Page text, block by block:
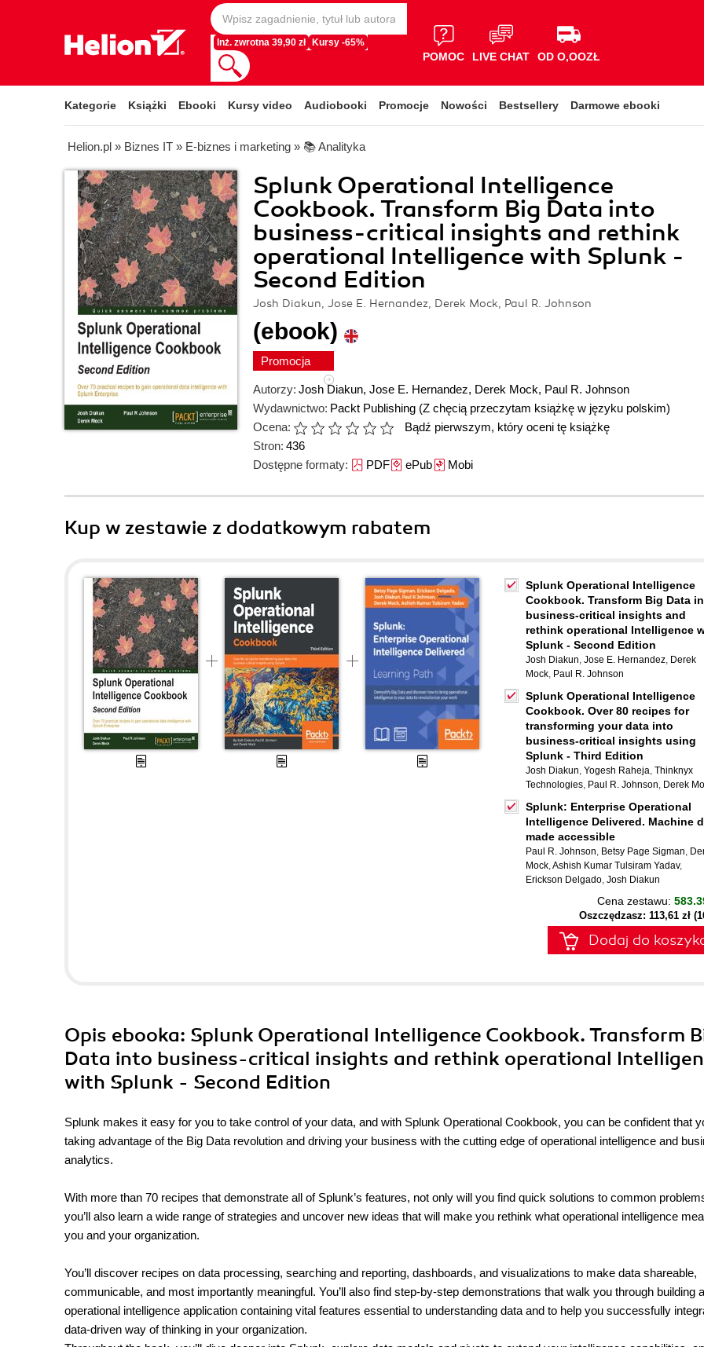
Inż. zwrotna 39,90 zł Kursy -65%
POMOC LIVE CHAT OD O,OOZŁ
Kategorie Książki Ebooki Kursy video Audiobooki Promocje Nowości Bestsellery Darmowe ebooki
Helion.pl » Biznes IT » E-biznes i marketing » 📚 Analityka
Splunk Operational Intelligence
Cookbook. Transform Big Data into
business-critical insights and rethink
operational Intelligence with Splunk -
Second Edition
Josh Diakun, Jose E. Hernandez, Derek Mock, Paul R. Johnson
(ebook)
Promocja
Autorzy: Josh Diakun, Jose E. Hernandez, Derek Mock, Paul R. Johnson
Wydawnictwo: Packt Publishing (Z chęcią przeczytam książkę w języku polskim)
Ocena:
Bądź pierwszym, który oceni tę książkę
Stron: 436
Dostępne formaty: PDFePubMobi
Kup w zestawie z dodatkowym rabatem
Splunk Operational Intelligence
Cookbook. Transform Big Data
business-critical insights and
rethink operational Intelligence
Splunk - Second Edition
Josh Diakun, Jose E. Hernandez, Derek
Mock, Paul R. Johnson
Splunk Operational Intelligence
Cookbook. Over 80 recipes for
transforming your data into
business-critical insights using
Splunk - Third Edition
Josh Diakun, Yogesh Raheja, Thinknyx
Technologies, Paul R. Johnson, Derek
Splunk: Enterprise Operational
Intelligence Delivered. Machine
made accessible
Paul R. Johnson, Betsy Page Sigman,
Mock,Ashish Kumar Tulsiram Yadav,
Erickson Delgado, Josh Diakun
Cena zestawu:
Oszczędzasz: 113,61 zł
Dodaj do
Opis ebooka: Splunk Operational Intelligence Cookbook. Transform
Data into business-critical insights and rethink operational
with Splunk - Second Edition
Splunk makes it easy for you to take control of your data, and with Splunk Operational Cookbook, you can be confident that
taking advantage of the Big Data revolution and driving your business with the cutting edge of operational intelligence and
analytics.
With more than 70 recipes that demonstrate all of Splunk’s features, not only will you find quick solutions to common
you’ll also learn a wide range of strategies and uncover new ideas that will make you rethink what operational intelligence
you and your organization.
You’ll discover recipes on data processing, searching and reporting, dashboards, and visualizations to make data shareable,
communicable, and most importantly meaningful. You’ll also find step-by-step demonstrations that walk you through building
operational intelligence application containing vital features essential to understanding data and to help you successfully
data-driven way of thinking in your organization.